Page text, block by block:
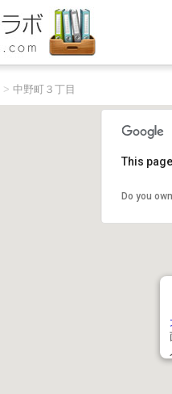
> 中野町３丁目
This
Do you